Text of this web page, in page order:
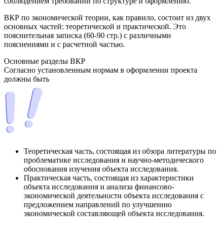
ВКР по экономической теории, как правило, состоит из двух
основных частей: теоретической и практической. Это
пояснительная записка (60-90 стр.) с различными
пояснениями и с расчетной частью.
Основные разделы ВКР
Согласно установленным нормам в оформлении проекта
должны быть
Теоретическая часть, состоящая из обзора литературы по
проблематике исследования и научно-методического
обоснования изучения объекта исследования.
Практическая часть, состоящая из характеристики
объекта исследования и анализа финансово-
экономической деятельности объекта исследования с
предложением направлений по улучшению
экономической составляющей объекта исследования.